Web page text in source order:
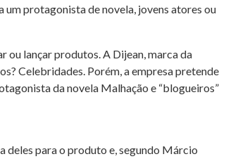
protagonista de novela, jovens atores ou
ou lançar produtos. A Dijean, marca da
Celebridades. Porém, a empresa pretende
da novela Malhação e “blogueiros”
deles para o produto e, segundo Márcio